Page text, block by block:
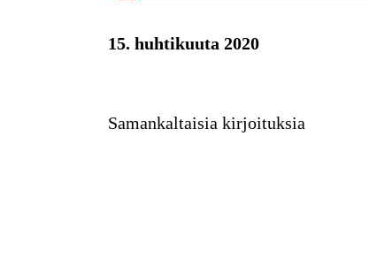
15. huhtikuuta 2020
Samankaltaisia kirjoituksia